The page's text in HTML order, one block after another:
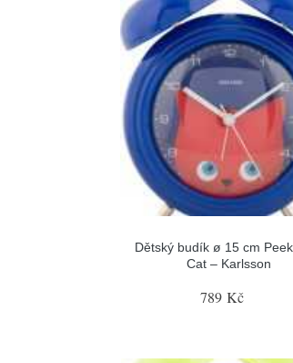
Dětský budík ø 15 cm
Cat – Karlsson
789 Kč